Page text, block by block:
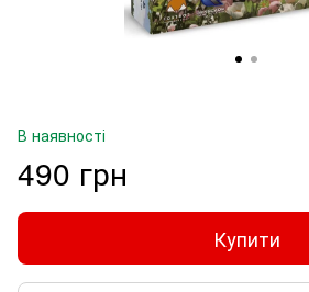
В наявності
490 грн
Купити